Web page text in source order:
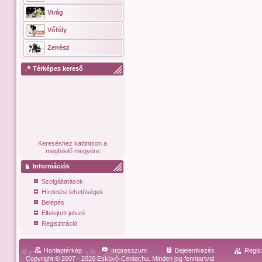
Virág
Vőfély
Zenész
Térképes kereső
Kereséshez kattintson a
megfelelő megyére
Információk
Szolgáltatások
Hírdetési lehetőségek
Belépés
Elfelejtett jelszó
Regisztráció
Honlaptérkép Impresszum Bejelentkezés
Copyright © 2007 - 2026 Esküvő-Center.hu. Minden jog fenntartva!